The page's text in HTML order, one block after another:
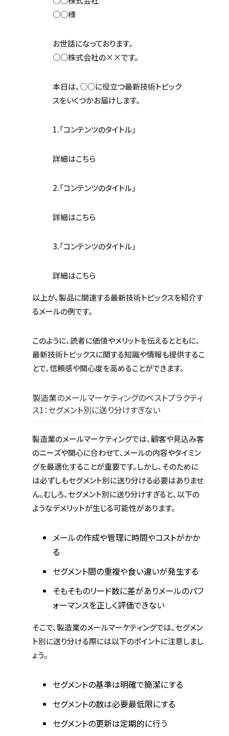
○○様
お世話になっております。
○○株式会社の××です。
本日は、○○に役立つ最新技術トピック
スをいくつかお届けします。
1.「コンテンツのタイトル」
詳細はこちら
2.「コンテンツのタイトル」
詳細はこちら
3.「コンテンツのタイトル」
詳細はこちら
以上が、製品に関連する最新技術トピックスを紹介す
るメールの例です。
このように、読者に価値やメリットを伝えるとともに、
最新技術トピックスに関する知識や情報も提供するこ
とで、信頼感や関心度を高めることができます。
製造業のメールマーケティングのベストプラクティ
ス1：セグメント別に送り分けすぎない
製造業のメールマーケティングでは、顧客や見込み客
のニーズや関心に合わせて、メールの内容やタイミン
グを最適化することが重要です。しかし、そのために
は必ずしもセグメント別に送り分ける必要はありませ
ん。むしろ、セグメント別に送り分けすぎると、以下の
ようなデメリットが生じる可能性があります。
メールの作成や管理に時間やコストがかか
る
セグメント間の重複や食い違いが発生する
そもそものリード数に差がありメールのパフ
ォーマンスを正しく評価できない
そこで、製造業のメールマーケティングでは、セグメン
ト別に送り分ける際には以下のポイントに注意しまし
ょう。
セグメントの基準は明確で簡潔にする
セグメントの数は必要最低限にする
セグメントの更新は定期的に行う